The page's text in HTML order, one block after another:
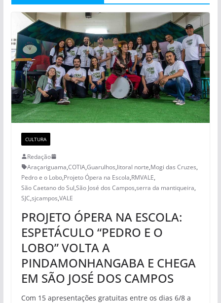
CULTURA
Redação
Araçariguama,COTIA,Guarulhos,litoral norte,Mogi das Cruzes,
Pedro e o Lobo,Projeto Ópera na Escola,RMVALE,
São Caetano do Sul,São José dos Campos,serra da mantiqueira,
SJC,sjcampos,VALE
PROJETO ÓPERA NA ESCOLA:
ESPETÁCULO “PEDRO E O
LOBO” VOLTA A
PINDAMONHANGABA E CHEGA
EM SÃO JOSÉ DOS CAMPOS
Com 15 apresentações gratuitas entre os dias 6/8 a